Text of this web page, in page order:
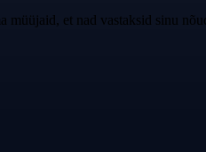
müüjaid, et nad vastaksid sinu